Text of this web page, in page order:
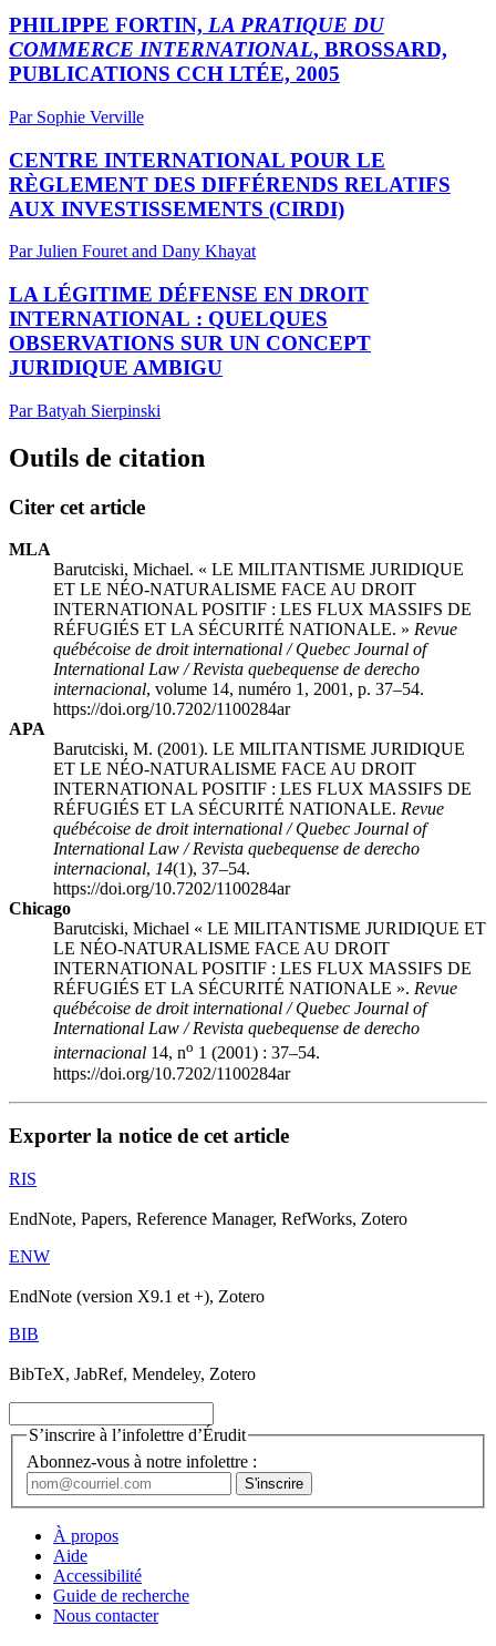
PHILIPPE FORTIN, LA PRATIQUE DU
COMMERCE INTERNATIONAL, BROSSARD,
PUBLICATIONS CCH LTÉE, 2005
Par Sophie Verville
CENTRE INTERNATIONAL POUR LE
RÈGLEMENT DES DIFFÉRENDS RELATIFS
AUX INVESTISSEMENTS (CIRDI)
Par Julien Fouret and Dany Khayat
LA LÉGITIME DÉFENSE EN DROIT
INTERNATIONAL : QUELQUES
OBSERVATIONS SUR UN CONCEPT
JURIDIQUE AMBIGU
Par Batyah Sierpinski
Outils de citation
Citer cet article
MLA
Barutciski, Michael. « LE MILITANTISME JURIDIQUE
ET LE NÉO-NATURALISME FACE AU DROIT
INTERNATIONAL POSITIF : LES FLUX MASSIFS DE
RÉFUGIÉS ET LA SÉCURITÉ NATIONALE. » Revue
québécoise de droit international / Quebec Journal of
International Law / Revista quebequense de derecho
internacional, volume 14, numéro 1, 2001, p. 37–54.
https://doi.org/10.7202/1100284ar
APA
Barutciski, M. (2001). LE MILITANTISME JURIDIQUE
ET LE NÉO-NATURALISME FACE AU DROIT
INTERNATIONAL POSITIF : LES FLUX MASSIFS DE
RÉFUGIÉS ET LA SÉCURITÉ NATIONALE. Revue
québécoise de droit international / Quebec Journal of
International Law / Revista quebequense de derecho
internacional, 14(1), 37–54.
https://doi.org/10.7202/1100284ar
Chicago
Barutciski, Michael « LE MILITANTISME JURIDIQUE ET
LE NÉO-NATURALISME FACE AU DROIT
INTERNATIONAL POSITIF : LES FLUX MASSIFS DE
RÉFUGIÉS ET LA SÉCURITÉ NATIONALE ». Revue
québécoise de droit international / Quebec Journal of
International Law / Revista quebequense de derecho
internacional 14, no 1 (2001) : 37–54.
https://doi.org/10.7202/1100284ar
Exporter la notice de cet article
RIS
EndNote, Papers, Reference Manager, RefWorks, Zotero
ENW
EndNote (version X9.1 et +), Zotero
BIB
BibTeX, JabRef, Mendeley, Zotero
S’inscrire à l’infolettre d’Érudit
Abonnez-vous à notre infolettre :
À propos
Aide
Accessibilité
Guide de recherche
Nous contacter